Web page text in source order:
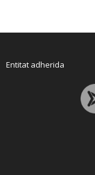
Entitat adherida